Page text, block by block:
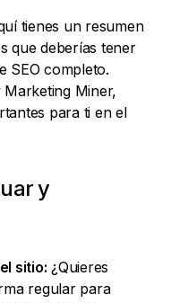
tienes un resumen
que deberías tener
SEO completo.
Miner,
para ti en el
y
sitio: ¿Quieres
regular para